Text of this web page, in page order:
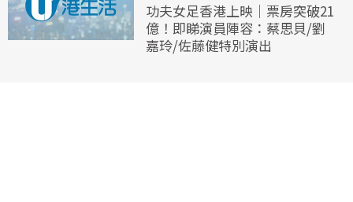
功夫女足香港上映｜票房突破21
億！即睇演員陣容：蔡思貝/劉
嘉玲/佐藤健特別演出